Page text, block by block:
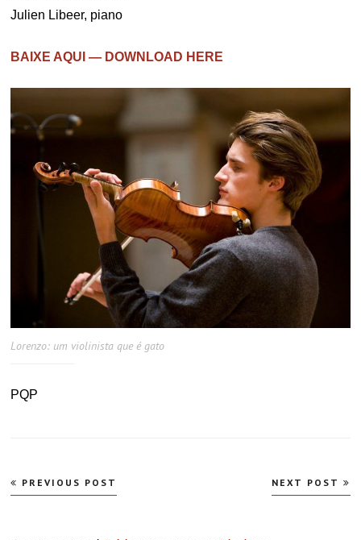
Julien Libeer, piano
BAIXE AQUI — DOWNLOAD HERE
Lorenzo: um violinista que é gato
PQP
Navegação
de
PREVIOUS POST NEXT POST